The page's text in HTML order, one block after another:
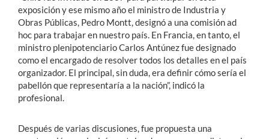
exposición y ese mismo año el ministro de Industria y
Obras Públicas, Pedro Montt, designó a una comisión ad
hoc para trabajar en nuestro país. En Francia, en tanto, el
ministro plenipotenciario Carlos Antúnez fue designado
como el encargado de resolver todos los detalles en el país
organizador. El principal, sin duda, era definir cómo sería el
pabellón que representaría a la nación”, indicó la
profesional.
Después de varias discusiones, fue propuesta una